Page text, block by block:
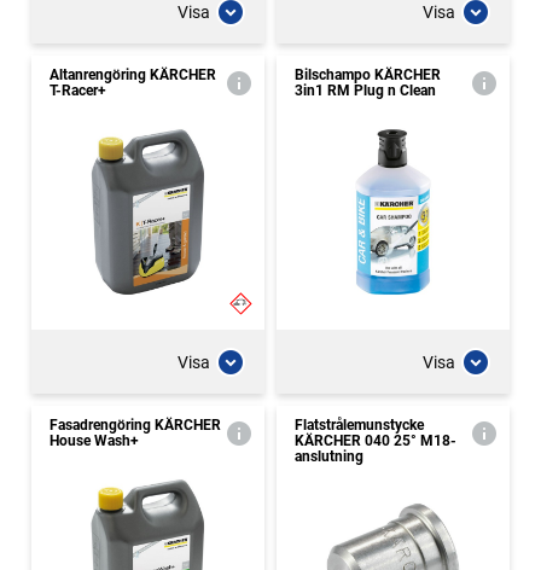
Visa Visa
Altanrengöring KÄRCHER
T-Racer+
Visa
Bilschampo KÄRCHER
3in1 RM Plug n Clean
Visa
Fasadrengöring KÄRCHER
House Wash+
Flatstrålemunstycke
KÄRCHER 040 25° M18-
anslutning